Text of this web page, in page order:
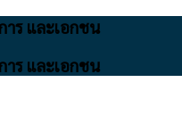
ร และเอกชน
ร และเอกชน